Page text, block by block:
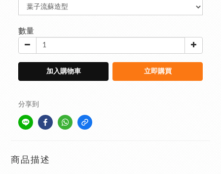
數量
加入購物車 立即購買
分享到
商品描述